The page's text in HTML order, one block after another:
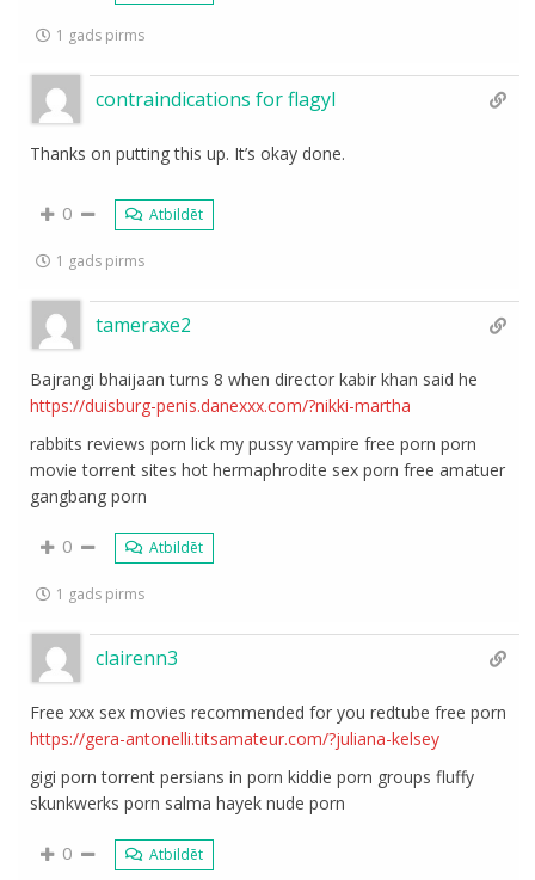
1 gads pirms
contraindications for flagyl
Thanks on putting this up. It’s okay done.
0 Atbildēt
1 gads pirms
tameraxe2
Bajrangi bhaijaan turns 8 when director kabir khan said he
https://duisburg-penis.danexxx.com/?nikki-martha
rabbits reviews porn lick my pussy vampire free porn porn
movie torrent sites hot hermaphrodite sex porn free amatuer
gangbang porn
0 Atbildēt
1 gads pirms
clairenn3
Free xxx sex movies recommended for you redtube free porn
https://gera-antonelli.titsamateur.com/?juliana-kelsey
gigi porn torrent persians in porn kiddie porn groups fluffy
skunkwerks porn salma hayek nude porn
0 Atbildēt